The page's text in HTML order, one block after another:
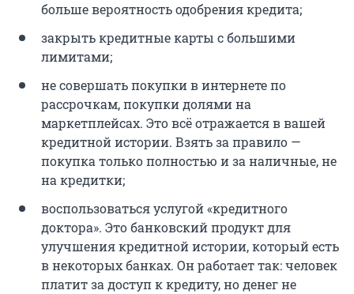
больше вероятность одобрения кредита;
закрыть кредитные карты с большими
лимитами;
не совершать покупки в интернете по
рассрочкам, покупки долями на
маркетплейсах. Это всё отражается в вашей
кредитной истории. Взять за правило —
покупка только полностью и за наличные, не
на кредитки;
воспользоваться услугой «кредитного
доктора». Это банковский продукт для
улучшения кредитной истории, который есть
в некоторых банках. Он работает так: человек
платит за доступ к кредиту, но денег не